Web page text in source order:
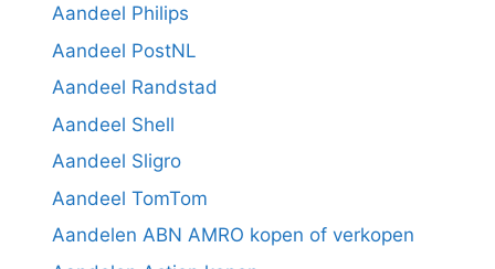
Aandeel Philips
Aandeel PostNL
Aandeel Randstad
Aandeel Shell
Aandeel Sligro
Aandeel TomTom
Aandelen ABN AMRO kopen of verkopen